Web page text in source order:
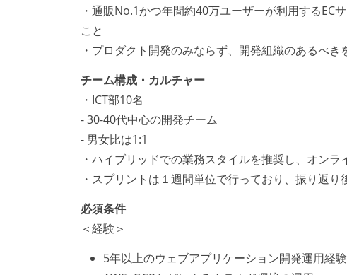
・通販No.1かつ年間約40万ユーザーが利用する
こと
・プロダクト開発のみならず、開発組織のあるべ
チーム構成・カルチャー
・ICT部10名
- 30-40代中心の開発チーム
- 男女比は1:1
・ハイブリッドでの業務スタイルを推奨し、オン
・スプリントは１週間単位で行っており、振り返
必須条件
＜経験＞
5年以上のウェブアプリケーション開発運用経験